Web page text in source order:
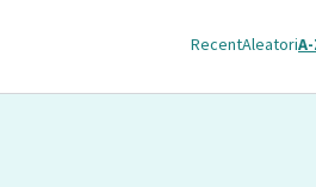
RecentAleatori